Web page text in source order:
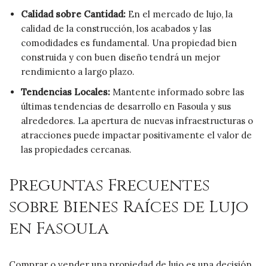
Calidad sobre Cantidad: En el mercado de lujo, la
calidad de la construcción, los acabados y las
comodidades es fundamental. Una propiedad bien
construida y con buen diseño tendrá un mejor
rendimiento a largo plazo.
Tendencias Locales: Mantente informado sobre las
últimas tendencias de desarrollo en Fasoula y sus
alrededores. La apertura de nuevas infraestructuras o
atracciones puede impactar positivamente el valor de
las propiedades cercanas.
Preguntas Frecuentes
sobre Bienes Raíces de Lujo
en Fasoula